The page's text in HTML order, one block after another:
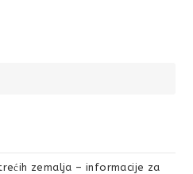
zemalja – informacije za